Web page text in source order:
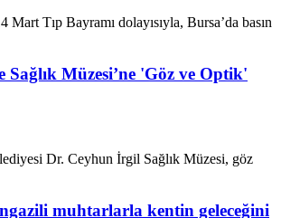
Mart Tıp Bayramı dolayısıyla, Bursa’da basın
Müzesi’ne 'Göz ve Optik'
Dr. Ceyhun İrgil Sağlık Müzesi, göz
muhtarlarla kentin geleceğini